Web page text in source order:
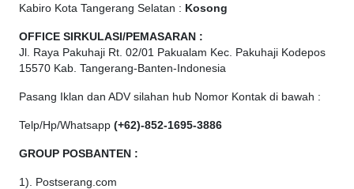
Kabiro Kota Tangerang Selatan : Kosong
OFFICE SIRKULASI/PEMASARAN :
Jl. Raya Pakuhaji Rt. 02/01 Pakualam Kec. Pakuhaji Kodepos
15570 Kab. Tangerang-Banten-Indonesia
Pasang Iklan dan ADV silahan hub Nomor Kontak di bawah :
Telp/Hp/Whatsapp (+62)-852-1695-3886
GROUP POSBANTEN :
1). Postserang.com